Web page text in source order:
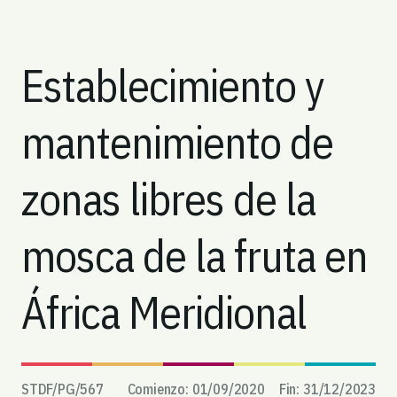
Establecimiento y
mantenimiento de
zonas libres de la
mosca de la fruta en
África Meridional
STDF/PG/567 Comienzo: 01/09/2020 Fin: 31/12/2023